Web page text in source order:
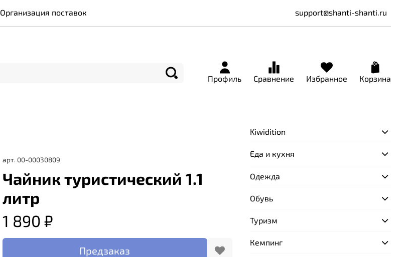
Организация поставок support@shanti-shanti.ru
Профиль Сравнение Избранное Корзина
арт. 00-00030809
Чайник туристический 1.1
литр
1 890 ₽
Предзаказ
Kiwidition
Еда и кухня
Одежда
Обувь
Туризм
Кемпинг